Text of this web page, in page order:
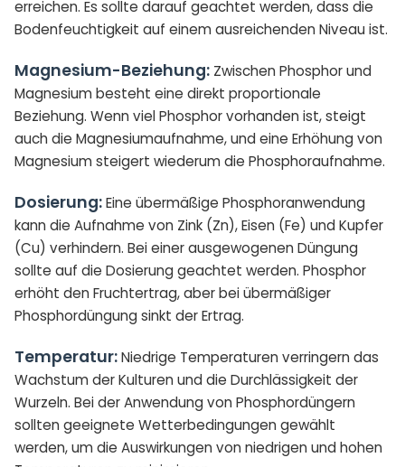
erreichen. Es sollte darauf geachtet werden, dass die
Bodenfeuchtigkeit auf einem ausreichenden Niveau ist.
Magnesium-Beziehung: Zwischen Phosphor und
Magnesium besteht eine direkt proportionale
Beziehung. Wenn viel Phosphor vorhanden ist, steigt
auch die Magnesiumaufnahme, und eine Erhöhung von
Magnesium steigert wiederum die Phosphoraufnahme.
Dosierung:Eine übermäßige Phosphoranwendung
kann die Aufnahme von Zink (Zn), Eisen (Fe) und Kupfer
(Cu) verhindern. Bei einer ausgewogenen Düngung
sollte auf die Dosierung geachtet werden. Phosphor
erhöht den Fruchtertrag, aber bei übermäßiger
Phosphordüngung sinkt der Ertrag.
Temperatur:Niedrige Temperaturen verringern das
Wachstum der Kulturen und die Durchlässigkeit der
Wurzeln. Bei der Anwendung von Phosphordüngern
sollten geeignete Wetterbedingungen gewählt
werden, um die Auswirkungen von niedrigen und hohen